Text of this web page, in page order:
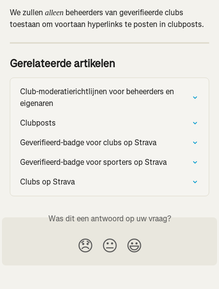
We zullen alleen beheerders van geverifieerde clubs
toestaan om voortaan hyperlinks te posten in clubposts.
Gerelateerde artikelen
Club-moderatierichtlijnen voor beheerders en
eigenaren
Clubposts
Geverifieerd-badge voor clubs op Strava
Geverifieerd-badge voor sporters op Strava
Clubs op Strava
Was dit een antwoord op uw vraag?
😞 😐 😃